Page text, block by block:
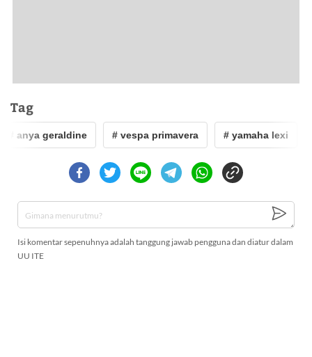
Tag
# anya geraldine # vespa primavera # yamaha lexi
Isi komentar sepenuhnya adalah tanggung jawab pengguna dan diatur dalam
UU ITE